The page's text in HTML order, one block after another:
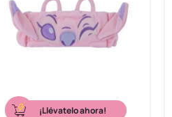
¡Llévatelo ahora!